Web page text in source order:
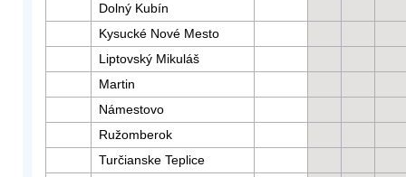
Dolný Kubín
Kysucké Nové Mesto
Liptovský Mikuláš
Martin
Námestovo
Ružomberok
Turčianske Teplice